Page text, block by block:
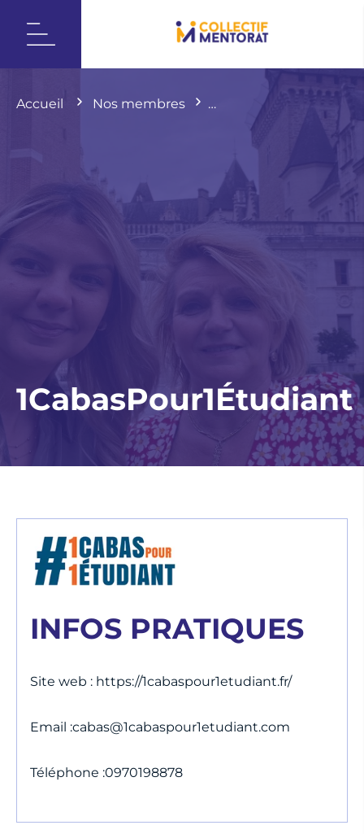
Accueil
Nos membres
1CabasPour1Étudiant
INFOS PRATIQUES
Site web : https://1cabaspour1etudiant.fr/
Email :cabas@1cabaspour1etudiant.com
Téléphone :0970198878